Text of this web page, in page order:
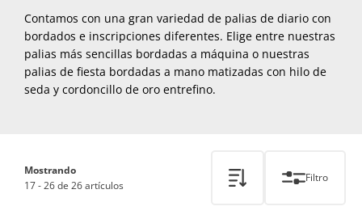
Contamos con una gran variedad de palias de diario con
bordados e inscripciones diferentes. Elige entre nuestras
palias más sencillas bordadas a máquina o nuestras
palias de fiesta bordadas a mano matizadas con hilo de
seda y cordoncillo de oro entrefino.
Mostrando
17 - 26 de 26 artículos
Filtro